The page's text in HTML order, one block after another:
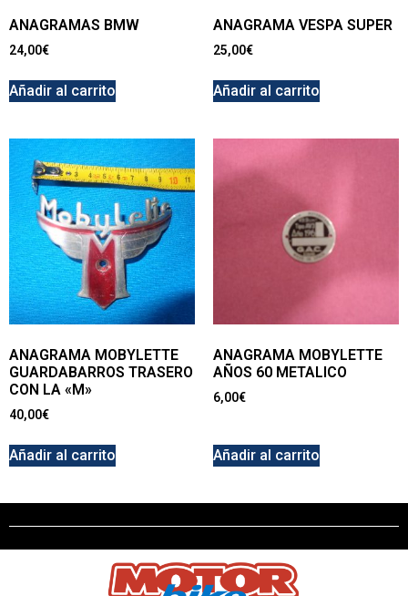
ANAGRAMAS BMW
24,00€
Añadir al carrito
ANAGRAMA VESPA SUPER
25,00€
Añadir al carrito
ANAGRAMA MOBYLETTE
GUARDABARROS TRASERO
CON LA «M»
40,00€
Añadir al carrito
ANAGRAMA MOBYLETTE
AÑOS 60 METALICO
6,00€
Añadir al carrito